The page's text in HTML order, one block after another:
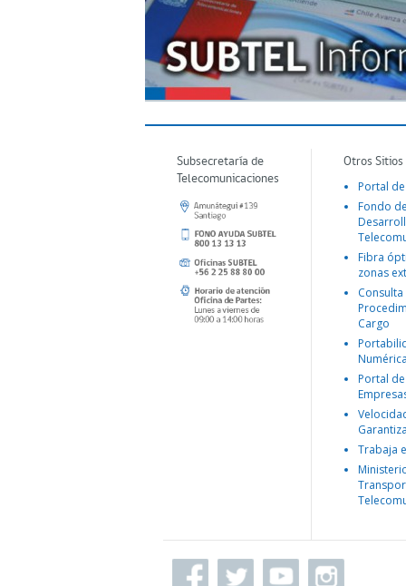
Subsecretaría de
Telecomunicaciones
Otros
Portal
Fondo
Fibra
zonas
Consulta
Cargo
Portal
Trabaja